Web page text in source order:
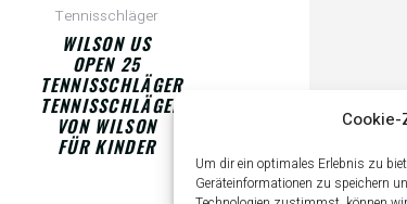
Um dir ein optimales Erlebnis zu
Geräteinformationen zu speichern
Tennisschläger
WILSON US
OPEN 25
TENNISSCHLÄGER
TENNISSCHLÄGER
VON WILSON
FÜR KINDER